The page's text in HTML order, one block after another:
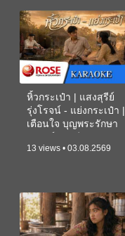
หิ้วกระเป๋า | แสงสุรีย์
รุ่งโรจน์ - แย่งกระเป๋า |
เตือนใจ บุญพระรักษา
13 views • 03.08.2569